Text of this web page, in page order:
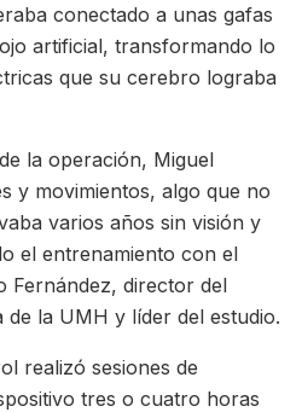
conectado a unas gafas
artificial, transformando lo
que su cerebro lograba
la operación, Miguel
y movimientos, algo que no
varios años sin visión y
el entrenamiento con el
Fernández, director del
de la UMH y líder del estudio.
realizó sesiones de
tres o cuatro horas